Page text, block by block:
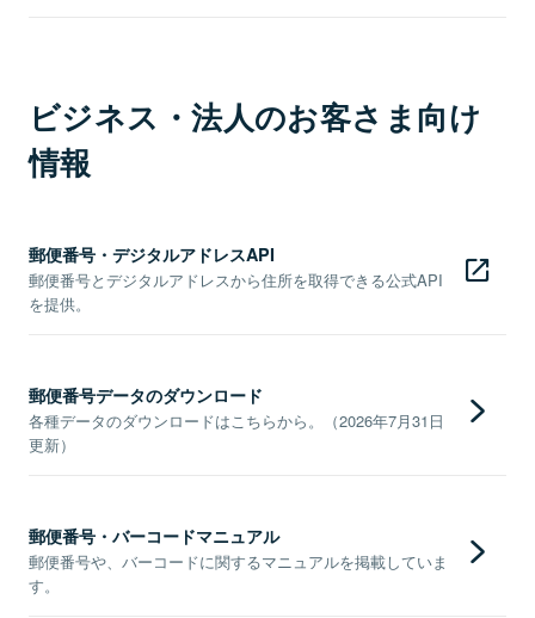
ビジネス・法人のお客さま向け
情報
郵便番号・デジタルアドレスAPI
郵便番号とデジタルアドレスから住所を取得できる公式API
を提供。
郵便番号データのダウンロード
各種データのダウンロードはこちらから。（2026年7月31日
更新）
郵便番号・バーコードマニュアル
郵便番号や、バーコードに関するマニュアルを掲載していま
す。